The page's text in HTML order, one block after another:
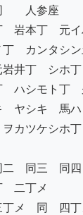
　　人参座
本丁　元イ
丁　カンタシ
岩井丁　シホ丁
シモト丁　
　ヤシキ　
カツケシホ
　同三　同
二丁メ
メ　同　四